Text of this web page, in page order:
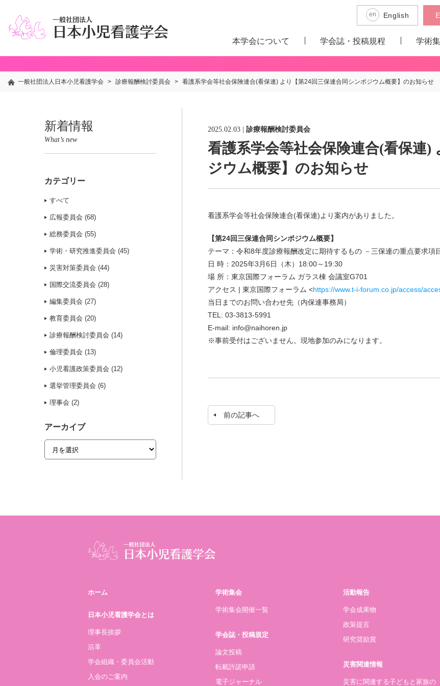
en English
本学会について 学会誌・投稿規程 学術
一般社団法人日本小児看護学会 > 診療報酬検討委員会 > 看護系学会等社会保険連合(看保連) より【第24回三保連合同シンポジウム概要】のお知らせ
2025.02.03 診療報酬検討委員会
看護系学会等社会保険連合(看保連)
ジウム概要】のお知らせ
看護系学会等社会保険連合(看保連)より案内がありました。
【第24回三保連合同シンポジウム概要】
テーマ：令和8年度診療報酬改定に期待するもの －三保連の重点要求項
日 時：2025年3月6日（木）18:00～19:30
場 所：東京国際フォーラム ガラス棟 会議室G701
アクセス | 東京国際フォーラム <https://www.t-i-forum.co.jp/access/
当日までのお問い合わせ先（内保連事務局）
TEL: 03-3813-5991
E-mail: info@naihoren.jp
※事前受付はございません。現地参加のみになります。
前の記事へ
新着情報
What’s new
カテゴリー
すべて
広報委員会 (68)
総務委員会 (55)
学術・研究推進委員会 (45)
災害対策委員会 (44)
国際交流委員会 (28)
編集委員会 (27)
教育委員会 (20)
診療報酬検討委員会 (14)
倫理委員会 (13)
小児看護政策委員会 (12)
選挙管理委員会 (6)
理事会 (2)
アーカイブ
ホーム
日本小児看護学会とは
理事長挨拶
沿革
学会組織・委員会活動
入会のご案内
学術集会
学術集会開催一覧
学会誌・投稿規定
論文投稿
転載許諾申請
電子ジャーナル
活動報告
学会成果物
政策提言
研究奨励賞
災害関連情報
災害に関連する子どもと家族の